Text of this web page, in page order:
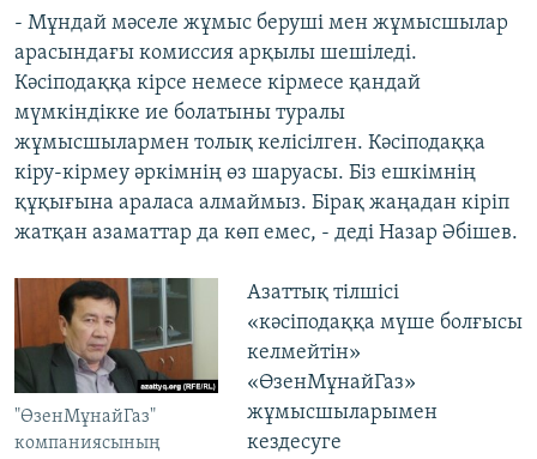
- Мұндай мәселе жұмыс беруші мен жұмысшылар
арасындағы комиссия арқылы шешіледі.
Кәсіподаққа кірсе немесе кірмесе қандай
мүмкіндікке ие болатыны туралы
жұмысшылармен толық келісілген. Кәсіподаққа
кіру-кірмеу әркімнің өз шаруасы. Біз ешкімнің
құқығына араласа алмаймыз. Бірақ жаңадан кіріп
жатқан азаматтар да көп емес, - деді Назар Әбішев.
"ӨзенМұнайГаз"
компаниясының
Азаттық тілшісі
«кәсіподаққа мүше болғысы
келмейтін»
«ӨзенМұнайГаз»
жұмысшыларымен
кездесуге